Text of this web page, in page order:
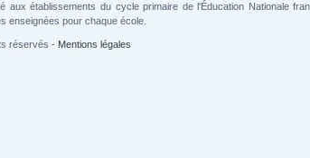
aux établissements du cycle primaire de l'Éducation Nationale
enseignées pour chaque école.
réservés - Mentions légales